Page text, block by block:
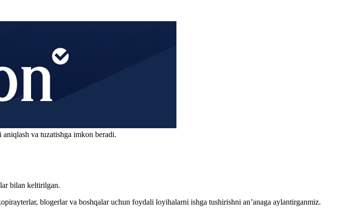
va tuzatishga imkon beradi.
bilan keltirilgan.
blogerlar va boshqalar uchun foydali loyihalarni ishga tushirishni an’anaga aylantirganmiz.